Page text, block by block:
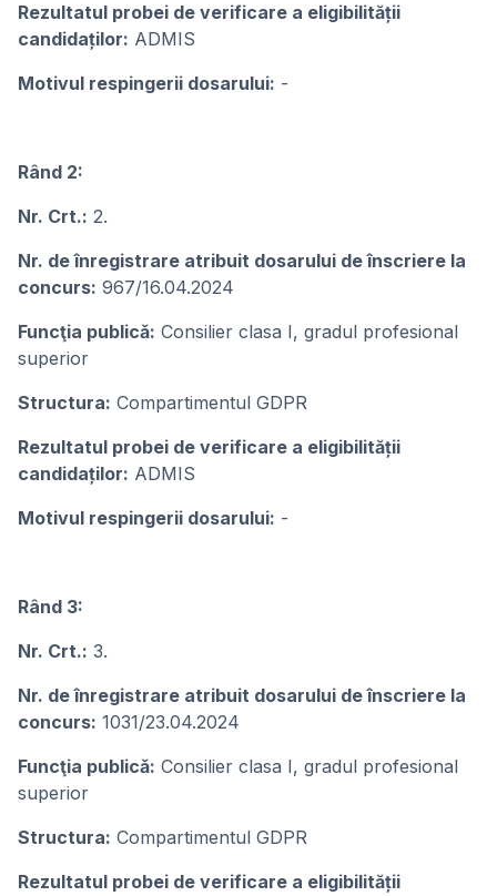
Rezultatul probei de verificare a eligibilității
candidaților: ADMIS
Motivul respingerii dosarului: -
Rând 2:
Nr. Crt.: 2.
Nr. de înregistrare atribuit dosarului de înscriere la
concurs: 967/16.04.2024
Funcţia publicǎ: Consilier clasa I, gradul profesional
superior
Structura: Compartimentul GDPR
Rezultatul probei de verificare a eligibilității
candidaților: ADMIS
Motivul respingerii dosarului: -
Rând 3:
Nr. Crt.: 3.
Nr. de înregistrare atribuit dosarului de înscriere la
concurs: 1031/23.04.2024
Funcţia publicǎ: Consilier clasa I, gradul profesional
superior
Structura: Compartimentul GDPR
Rezultatul probei de verificare a eligibilității